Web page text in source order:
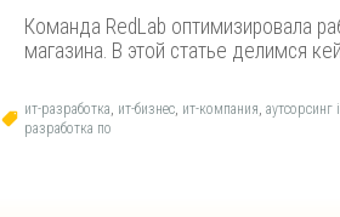
Команда RedLab оптимизировала
магазина. В этой статье делимся
ит-разработка, ит-бизнес, ит-компания, аутсорсинг
разработка по